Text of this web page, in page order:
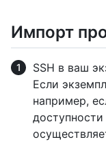
Импорт
SSH в ваш
Если
например,